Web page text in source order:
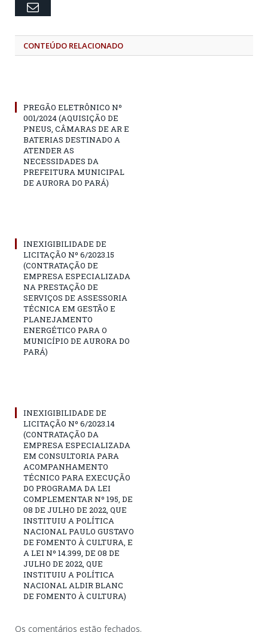
Email
CONTEÚDO RELACIONADO
PREGÃO ELETRÔNICO Nº
001/2024 (AQUISIÇÃO DE
PNEUS, CÂMARAS DE AR E
BATERIAS DESTINADO A
ATENDER AS
NECESSIDADES DA
PREFEITURA MUNICIPAL
DE AURORA DO PARÁ)
INEXIGIBILIDADE DE
LICITAÇÃO Nº 6/2023.15
(CONTRATAÇÃO DE
EMPRESA ESPECIALIZADA
NA PRESTAÇÃO DE
SERVIÇOS DE ASSESSORIA
TÉCNICA EM GESTÃO E
PLANEJAMENTO
ENERGÉTICO PARA O
MUNICÍPIO DE AURORA DO
PARÁ)
INEXIGIBILIDADE DE
LICITAÇÃO Nº 6/2023.14
(CONTRATAÇÃO DA
EMPRESA ESPECIALIZADA
EM CONSULTORIA PARA
ACOMPANHAMENTO
TÉCNICO PARA EXECUÇÃO
DO PROGRAMA DA LEI
COMPLEMENTAR Nº 195, DE
08 DE JULHO DE 2022, QUE
INSTITUIU A POLÍTICA
NACIONAL PAULO GUSTAVO
DE FOMENTO À CULTURA, E
A LEI Nº 14.399, DE 08 DE
JULHO DE 2022, QUE
INSTITUIU A POLÍTICA
NACIONAL ALDIR BLANC
DE FOMENTO À CULTURA)
Os comentários estão fechados.